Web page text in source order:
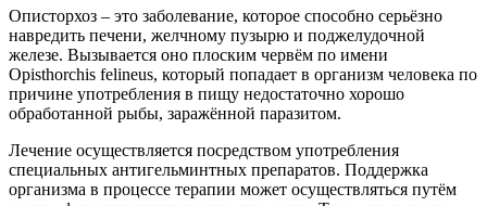
Описторхоз – это заболевание, которое способно серьёзно
навредить печени, желчному пузырю и поджелудочной
железе. Вызывается оно плоским червём по имени
Opisthorchis felineus, который попадает в организм человека по
причине употребления в пищу недостаточно хорошо
обработанной рыбы, заражённой паразитом.
Лечение осуществляется посредством употребления
специальных антигельминтных препаратов. Поддержка
организма в процессе терапии может осуществляться путём